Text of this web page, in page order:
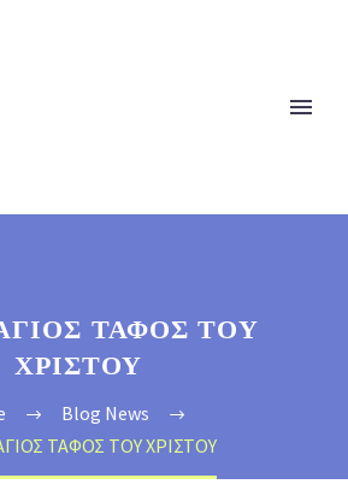
ΤΑΦΟΣ ΤΟΥ
ΧΡΙΣΤΟΥ
Blog News
ΤΑΦΟΣ ΤΟΥ ΧΡΙΣΤΟΥ